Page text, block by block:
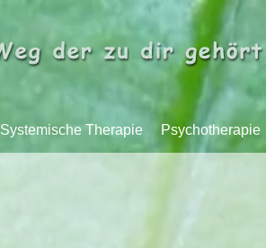
Systemische Therapie Psychotherapie